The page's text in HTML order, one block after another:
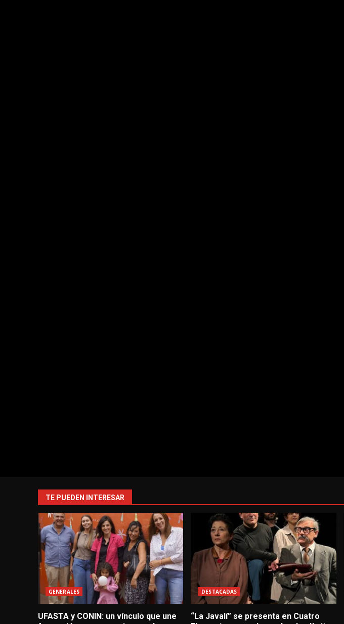
TE PUEDEN INTERESAR
GENERALES
UFASTA y CONIN: un vínculo que une
DESTACADAS
“La Javalí” se presenta en Cuatro